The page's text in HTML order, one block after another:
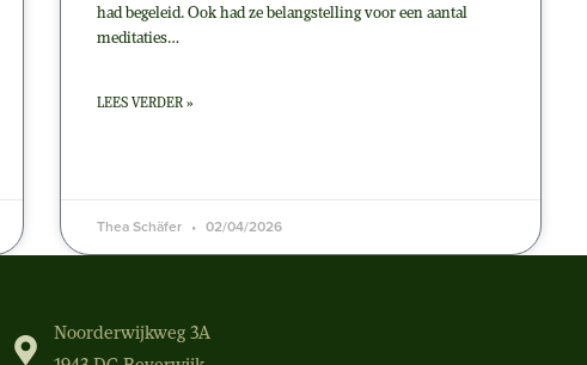
had begeleid. Ook had ze belangstelling voor een aantal
meditaties…
LEES VERDER »
Thea Schäfer 02/04/2026
Noorderwijkweg 3A